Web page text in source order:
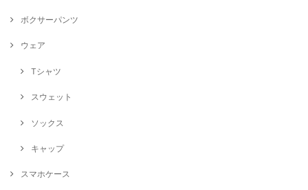
ボクサーパンツ
ウェア
Tシャツ
スウェット
ソックス
キャップ
スマホケース